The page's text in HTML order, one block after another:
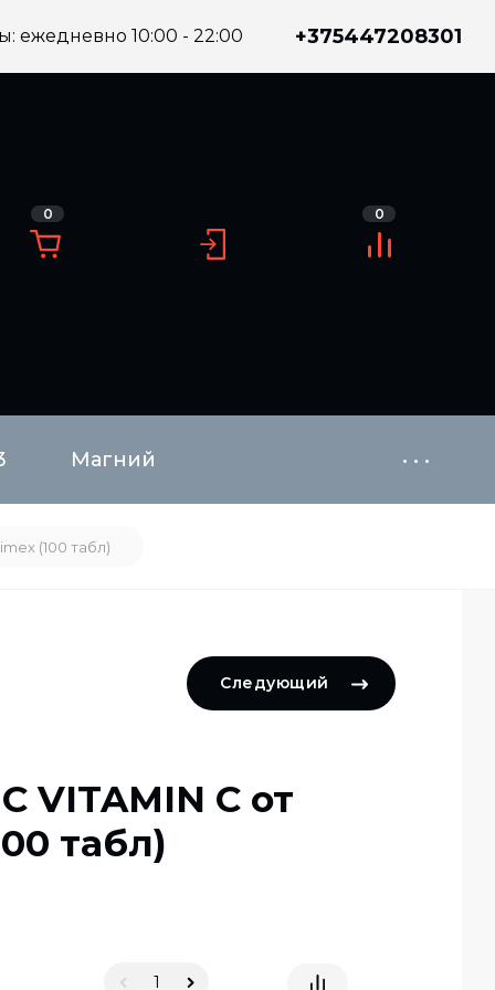
ежедневно 10:00 - 22:00 +375447208301
0 0
Магний • • •
(100 табл)
Следующий
VITAMIN C от
табл)